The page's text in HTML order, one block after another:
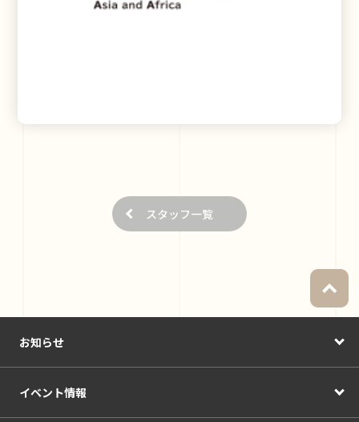
スタッフ一覧
お知らせ
イベント情報